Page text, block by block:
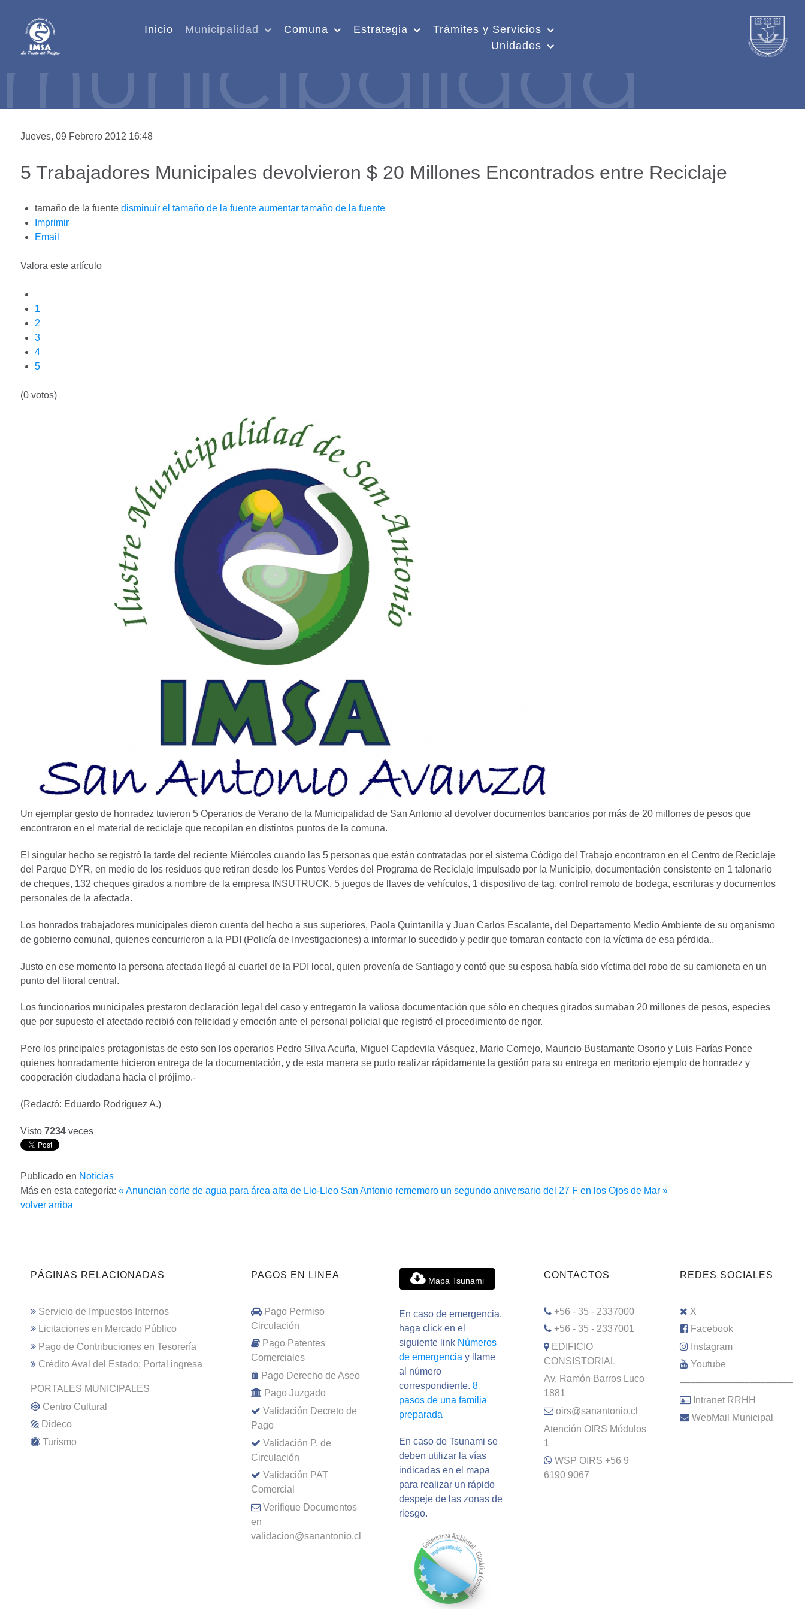
Inicio Municipalidad Comuna Estrategia
Trámites y Servicios
Unidades
Jueves, 09 Febrero 2012 16:48
5 Trabajadores Municipales devolvieron $ 20 Millones Encontrados entre Reciclaje
tamaño de la fuente disminuir el tamaño de la fuente aumentar tamaño de la fuente
Imprimir
Email
Valora este artículo
1
2
3
4
5
(0 votos)
Un ejemplar gesto de honradez tuvieron 5 Operarios de Verano de la Municipalidad de San Antonio al devolver documentos bancarios por más de 20 millones de pesos que
encontraron en el material de reciclaje que recopilan en distintos puntos de la comuna.
El singular hecho se registró la tarde del reciente Miércoles cuando las 5 personas que están contratadas por el sistema Código del Trabajo encontraron en el Centro de Reciclaje
del Parque DYR, en medio de los residuos que retiran desde los Puntos Verdes del Programa de Reciclaje impulsado por la Municipio, documentación consistente en 1 talonario
de cheques, 132 cheques girados a nombre de la empresa INSUTRUCK, 5 juegos de llaves de vehículos, 1 dispositivo de tag, control remoto de bodega, escrituras y documentos
personales de la afectada.
Los honrados trabajadores municipales dieron cuenta del hecho a sus superiores, Paola Quintanilla y Juan Carlos Escalante, del Departamento Medio Ambiente de su organismo
de gobierno comunal, quienes concurrieron a la PDI (Policía de Investigaciones) a informar lo sucedido y pedir que tomaran contacto con la víctima de esa pérdida..
Justo en ese momento la persona afectada llegó al cuartel de la PDI local, quien provenía de Santiago y contó que su esposa había sido víctima del robo de su camioneta en un
punto del litoral central.
Los funcionarios municipales prestaron declaración legal del caso y entregaron la valiosa documentación que sólo en cheques girados sumaban 20 millones de pesos, especies
que por supuesto el afectado recibió con felicidad y emoción ante el personal policial que registró el procedimiento de rigor.
Pero los principales protagonistas de esto son los operarios Pedro Silva Acuña, Miguel Capdevila Vásquez, Mario Cornejo, Mauricio Bustamante Osorio y Luis Farías Ponce
quienes honradamente hicieron entrega de la documentación, y de esta manera se pudo realizar rápidamente la gestión para su entrega en meritorio ejemplo de honradez y
cooperación ciudadana hacia el prójimo.-
(Redactó: Eduardo Rodríguez A.)
Visto 7234 veces
Publicado en Noticias
Más en esta categoría: « Anuncian corte de agua para área alta de Llo-Lleo San Antonio rememoro un segundo aniversario del 27 F en los Ojos de Mar »
volver arriba
PÁGINAS RELACIONADAS
Servicio de Impuestos Internos
Licitaciones en Mercado Público
Pago de Contribuciones en Tesorería
Crédito Aval del Estado; Portal ingresa
PORTALES MUNICIPALES
Centro Cultural
Dideco
Turismo
PAGOS EN LINEA
Pago Permiso
Circulación
Pago Patentes
Comerciales
Pago Derecho de Aseo
Pago Juzgado
Validación Decreto de
Pago
Validación P. de
Circulación
Validación PAT
Comercial
Verifique Documentos
en
validacion@sanantonio.cl
Mapa Tsunami
En caso de emergencia,
haga click en el
siguiente link Números
de emergencia y llame
al número
correspondiente. 8
pasos de una familia
preparada
En caso de Tsunami se
deben utilizar la vías
indicadas en el mapa
para realizar un rápido
despeje de las zonas de
riesgo.
CONTACTOS
+56 - 35 - 2337000
+56 - 35 - 2337001
EDIFICIO
CONSISTORIAL
Av. Ramón Barros Luco
1881
oirs@sanantonio.cl
Atención OIRS Módulos
1
WSP OIRS +56 9
6190 9067
REDES SOCIALES
X
Facebook
Instagram
Youtube
–––––––––––––––––––––
Intranet RRHH
WebMail Municipal